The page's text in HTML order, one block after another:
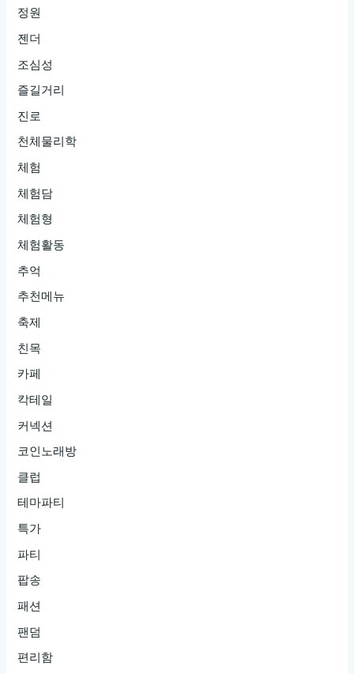
정원
젠더
조심성
즐길거리
진로
천체물리학
체험
체험담
체험형
체험활동
추억
추천메뉴
축제
친목
카페
칵테일
커넥션
코인노래방
클럽
테마파티
특가
파티
팝송
패션
팬덤
편리함